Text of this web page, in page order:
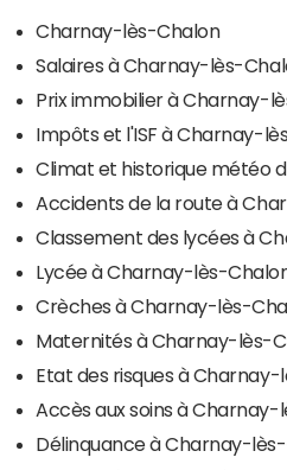
Charnay-lès-Chalon
Salaires à Charnay-lès-
Prix immobilier à Charnay-
Impôts et l'ISF à Charnay-
Climat et historique météo
Accidents de la route à
Classement des lycées à
Lycée à Charnay-lès-
Crèches à Charnay-lès-
Maternités à Charnay-lès-
Etat des risques à
Accès aux soins à
Délinquance à Charnay-